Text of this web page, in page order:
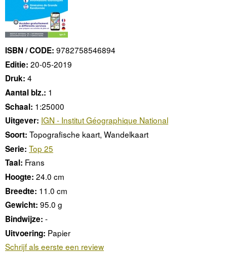
ISBN / CODE: 9782758546894
Editie: 20-05-2019
Druk: 4
Aantal blz.: 1
Schaal: 1:25000
Uitgever: IGN - Institut Géographique National
Soort: Topografische kaart, Wandelkaart
Serie: Top 25
Taal: Frans
Hoogte: 24.0 cm
Breedte: 11.0 cm
Gewicht: 95.0 g
Bindwijze: -
Uitvoering: Papier
Schrijf als eerste een review